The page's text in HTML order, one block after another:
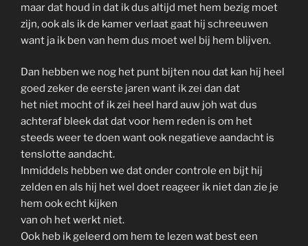
maar dat houd in dat ik dus altijd met hem bezig moet
zijn, ook als ik de kamer verlaat gaat hij schreeuwen
want ja ik ben van hem dus moet wel bij hem blijven.
Dan hebben we nog het punt bijten nou dat kan hij heel
goed zeker de eerste jaren want ik zei dan dat
het niet mocht of ik zei heel hard auw joh wat dus
achteraf bleek dat dat voor hem reden is om het
steeds weer te doen want ook negatieve aandacht is
tenslotte aandacht.
Inmiddels hebben we dat onder controle en bijt hij
zelden en als hij het wel doet reageer ik niet dan zie je
hem ook echt kijken
van oh het werkt niet.
Ook heb ik geleerd om hem te lezen wat best een